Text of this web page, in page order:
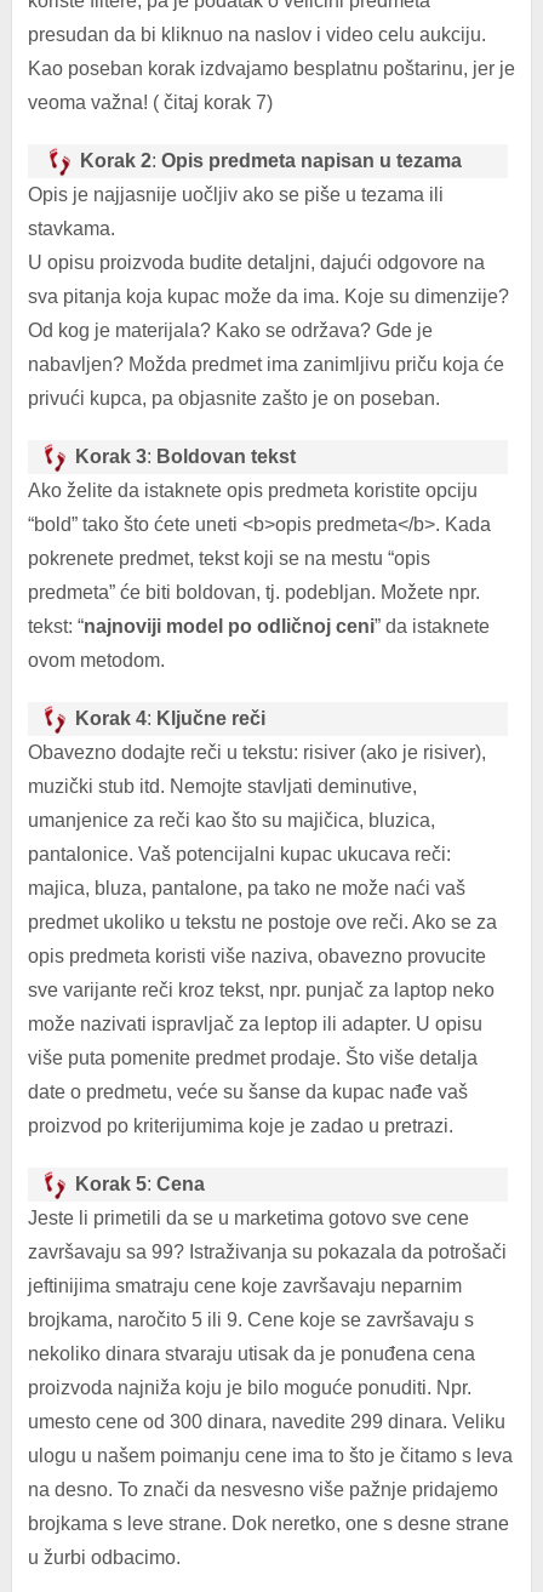
presudan da bi kliknuo na naslov i video celu aukciju.
Kao poseban korak izdvajamo besplatnu poštarinu, jer je
veoma važna! ( čitaj korak 7)
Korak 2: Opis predmeta napisan u tezama
Opis je najjasnije uočljiv ako se piše u tezama ili
stavkama.
U opisu proizvoda budite detaljni, dajući odgovore na
sva pitanja koja kupac može da ima. Koje su dimenzije?
Od kog je materijala? Kako se održava? Gde je
nabavljen? Možda predmet ima zanimljivu priču koja će
privući kupca, pa objasnite zašto je on poseban.
Korak 3: Boldovan tekst
Ako želite da istaknete opis predmeta koristite opciju
“bold” tako što ćete uneti <b>opis predmeta</b>. Kada
pokrenete predmet, tekst koji se na mestu “opis
predmeta” će biti boldovan, tj. podebljan. Možete npr.
tekst: “najnoviji model po odličnoj ceni” da istaknete
ovom metodom.
Korak 4: Ključne reči
Obavezno dodajte reči u tekstu: risiver (ako je risiver),
muzički stub itd. Nemojte stavljati deminutive,
umanjenice za reči kao što su majičica, bluzica,
pantalonice. Vaš potencijalni kupac ukucava reči:
majica, bluza, pantalone, pa tako ne može naći vaš
predmet ukoliko u tekstu ne postoje ove reči. Ako se za
opis predmeta koristi više naziva, obavezno provucite
sve varijante reči kroz tekst, npr. punjač za laptop neko
može nazivati ispravljač za leptop ili adapter. U opisu
više puta pomenite predmet prodaje. Što više detalja
date o predmetu, veće su šanse da kupac nađe vaš
proizvod po kriterijumima koje je zadao u pretrazi.
Korak 5: Cena
Jeste li primetili da se u marketima gotovo sve cene
završavaju sa 99? Istraživanja su pokazala da potrošači
jeftinijima smatraju cene koje završavaju neparnim
brojkama, naročito 5 ili 9. Cene koje se završavaju s
nekoliko dinara stvaraju utisak da je ponuđena cena
proizvoda najniža koju je bilo moguće ponuditi. Npr.
umesto cene od 300 dinara, navedite 299 dinara. Veliku
ulogu u našem poimanju cene ima to što je čitamo s leva
na desno. To znači da nesvesno više pažnje pridajemo
brojkama s leve strane. Dok neretko, one s desne strane
u žurbi odbacimo.